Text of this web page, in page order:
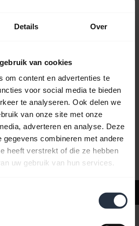
Details Over
van cookies
om content en advertenties te
voor social media te bieden
te analyseren. Ook delen we
van onze site met onze
adverteren en analyse. Deze
gegevens combineren met andere
heeft verstrekt of die ze hebben
uw gebruik van hun services.
vragen
Video's
en apps